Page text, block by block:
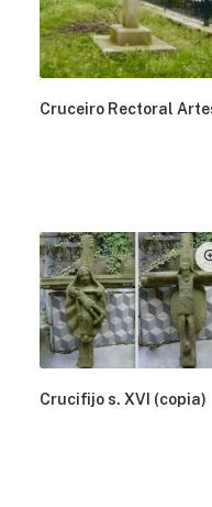
Cruceiro Rectoral
Crucifijo s. XVI (copia)